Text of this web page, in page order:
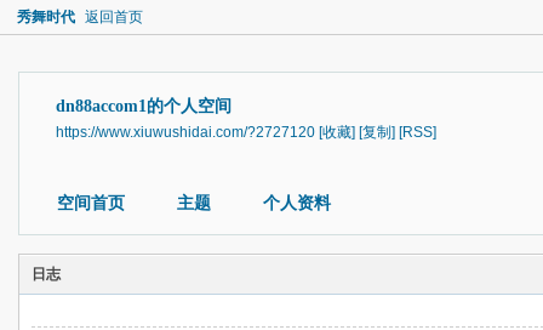
秀舞时代 返回首页
dn88accom1的个人空间
https://www.xiuwushidai.com/?2727120 [收藏] [复制] [RSS]
空间首页 主题 个人资料
日志